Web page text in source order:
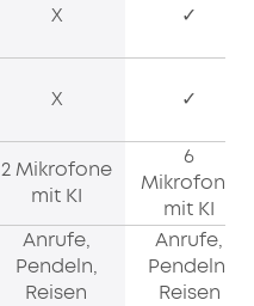
X ✓
X ✓
2 Mikrofone
mit KI
6
Mikrofone
mit KI
Anrufe,
Pendeln,
Reisen
Anrufe,
Pendeln,
Reisen